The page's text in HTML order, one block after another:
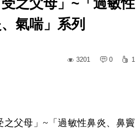
受之父母」~「過敏性
氣喘」系列
3201
0 1
之父母」~ 「過敏性鼻炎、鼻竇